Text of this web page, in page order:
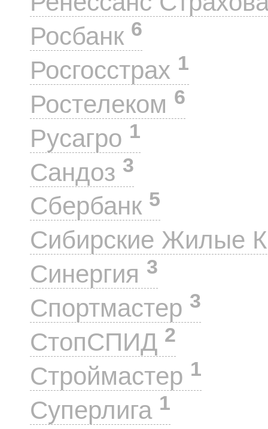
Росбанк 6
Росгосстрах 1
Ростелеком 6
Русагро 1
Сандоз 3
Сбербанк 5
Сибирские Жилые
Синергия 3
Спортмастер 3
СтопСПИД 2
Строймастер 1
Суперлига 1